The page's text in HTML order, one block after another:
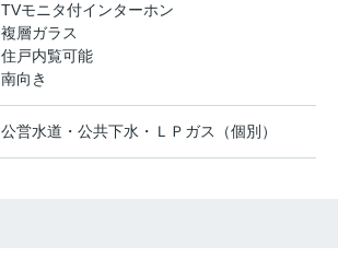
TVモニタ付インターホン
複層ガラス
住戸内覧可能
南向き
公営水道・公共下水・ＬＰガス（個別）